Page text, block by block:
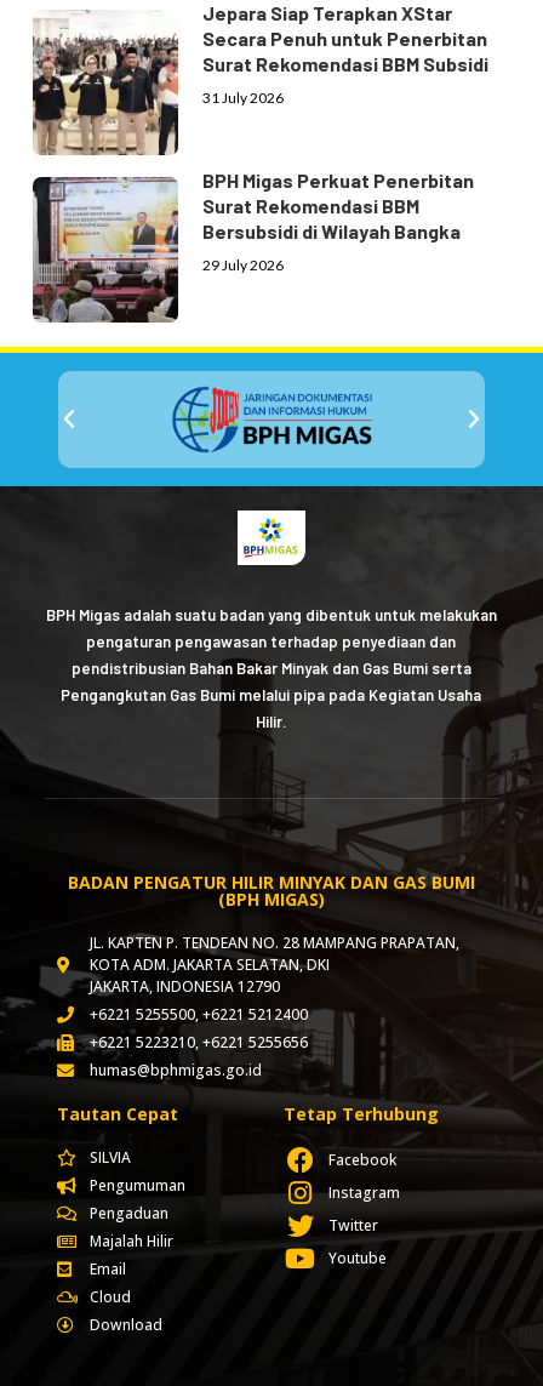
Jepara Siap Terapkan XStar
Secara Penuh untuk Penerbitan
Surat Rekomendasi BBM Subsidi
31 July 2026
BPH Migas Perkuat Penerbitan
Surat Rekomendasi BBM
Bersubsidi di Wilayah Bangka
29 July 2026
BPH Migas adalah suatu badan yang dibentuk untuk melakukan
pengaturan pengawasan terhadap penyediaan dan
pendistribusian Bahan Bakar Minyak dan Gas Bumi serta
Pengangkutan Gas Bumi melalui pipa pada Kegiatan Usaha
Hilir.
BADAN PENGATUR HILIR MINYAK DAN GAS BUMI
(BPH MIGAS)
JL. KAPTEN P. TENDEAN NO. 28 MAMPANG PRAPATAN,
KOTA ADM. JAKARTA SELATAN, DKI
JAKARTA, INDONESIA 12790
+6221 5255500, +6221 5212400
+6221 5223210, +6221 5255656
humas@bphmigas.go.id
Tautan Cepat
SILVIA
Pengumuman
Pengaduan
Majalah Hilir
Email
Cloud
Download
Tetap Terhubung
Facebook
Instagram
Twitter
Youtube